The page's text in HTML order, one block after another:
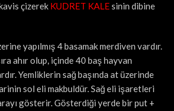
çizerek KUDRET KALEsinin dibine
yapılmış 4 basamak merdiven vardır.
ahır olup, içinde 40 baş hayvan
Yemliklerin sağ başında at üzerinde
sol eli makbuldür. Sağ eli işaretleri
gösterir. Gösterdiği yerde bir put +